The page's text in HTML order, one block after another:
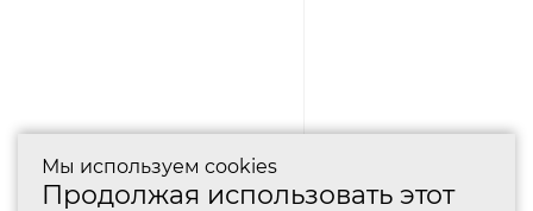
Мы используем cookies
Продолжая использовать этот